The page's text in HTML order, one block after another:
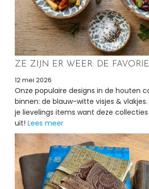
ZE ZIJN ER WEER: DE
12 mei 2026
Onze populaire designs in de houten
binnen: de blauw-witte visjes & vlakjes.
je lievelings items want deze
uit! Lees meer